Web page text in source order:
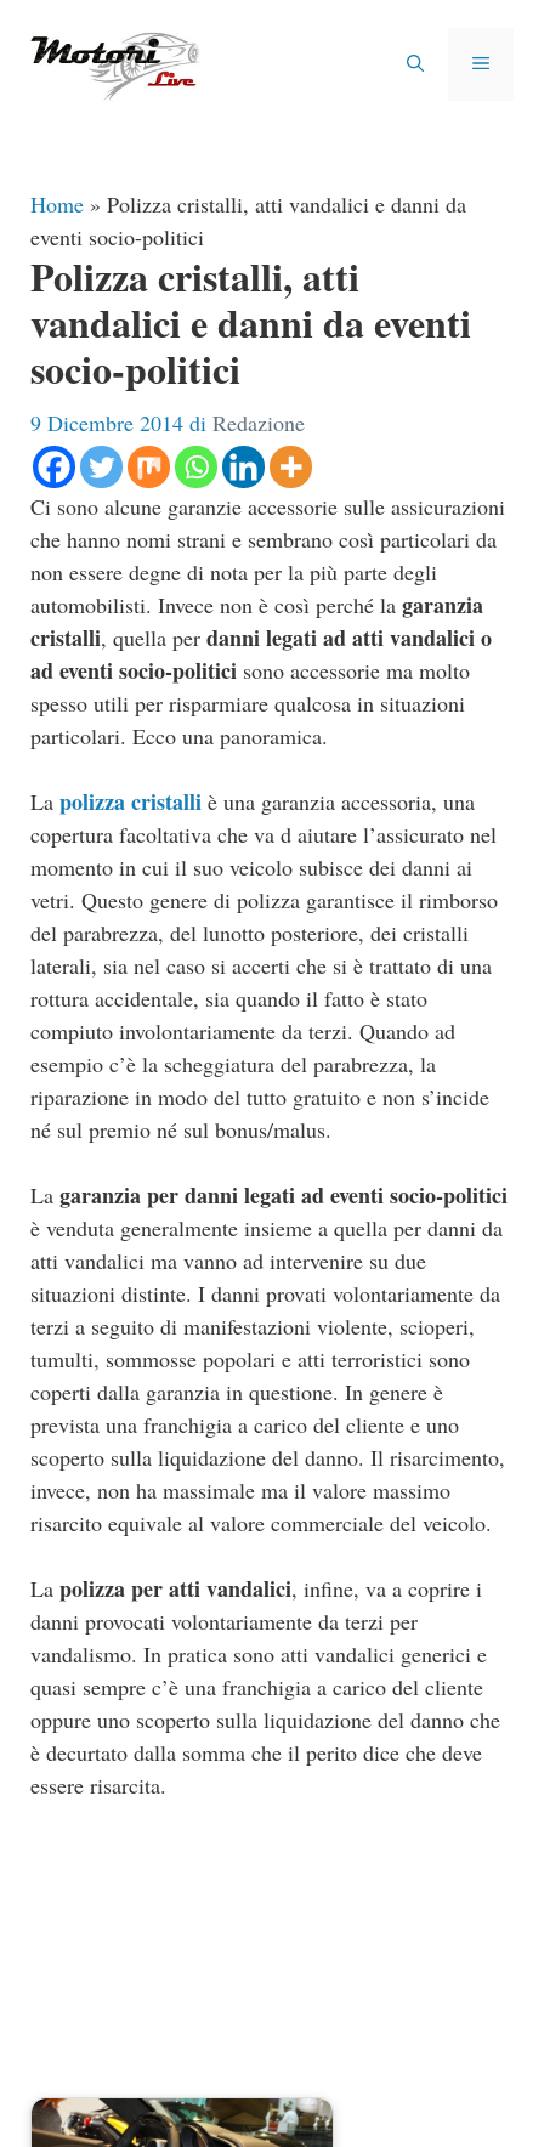
MENU
Home » Polizza cristalli, atti vandalici e danni da
eventi socio-politici
Polizza cristalli, atti
vandalici e danni da eventi
socio-politici
9 Dicembre 2014 di Redazione
Ci sono alcune garanzie accessorie sulle assicurazioni
che hanno nomi strani e sembrano così particolari da
non essere degne di nota per la più parte degli
automobilisti. Invece non è così perché la garanzia
cristalli, quella per danni legati ad atti vandalici o
ad eventi socio-politici sono accessorie ma molto
spesso utili per risparmiare qualcosa in situazioni
particolari. Ecco una panoramica.
La polizza cristalli è una garanzia accessoria, una
copertura facoltativa che va d aiutare l’assicurato nel
momento in cui il suo veicolo subisce dei danni ai
vetri. Questo genere di polizza garantisce il rimborso
del parabrezza, del lunotto posteriore, dei cristalli
laterali, sia nel caso si accerti che si è trattato di una
rottura accidentale, sia quando il fatto è stato
compiuto involontariamente da terzi. Quando ad
esempio c’è la scheggiatura del parabrezza, la
riparazione in modo del tutto gratuito e non s’incide
né sul premio né sul bonus/malus.
La garanzia per danni legati ad eventi socio-politici
è venduta generalmente insieme a quella per danni da
atti vandalici ma vanno ad intervenire su due
situazioni distinte. I danni provati volontariamente da
terzi a seguito di manifestazioni violente, scioperi,
tumulti, sommosse popolari e atti terroristici sono
coperti dalla garanzia in questione. In genere è
prevista una franchigia a carico del cliente e uno
scoperto sulla liquidazione del danno. Il risarcimento,
invece, non ha massimale ma il valore massimo
risarcito equivale al valore commerciale del veicolo.
La polizza per atti vandalici, infine, va a coprire i
danni provocati volontariamente da terzi per
vandalismo. In pratica sono atti vandalici generici e
quasi sempre c’è una franchigia a carico del cliente
oppure uno scoperto sulla liquidazione del danno che
è decurtato dalla somma che il perito dice che deve
essere risarcita.